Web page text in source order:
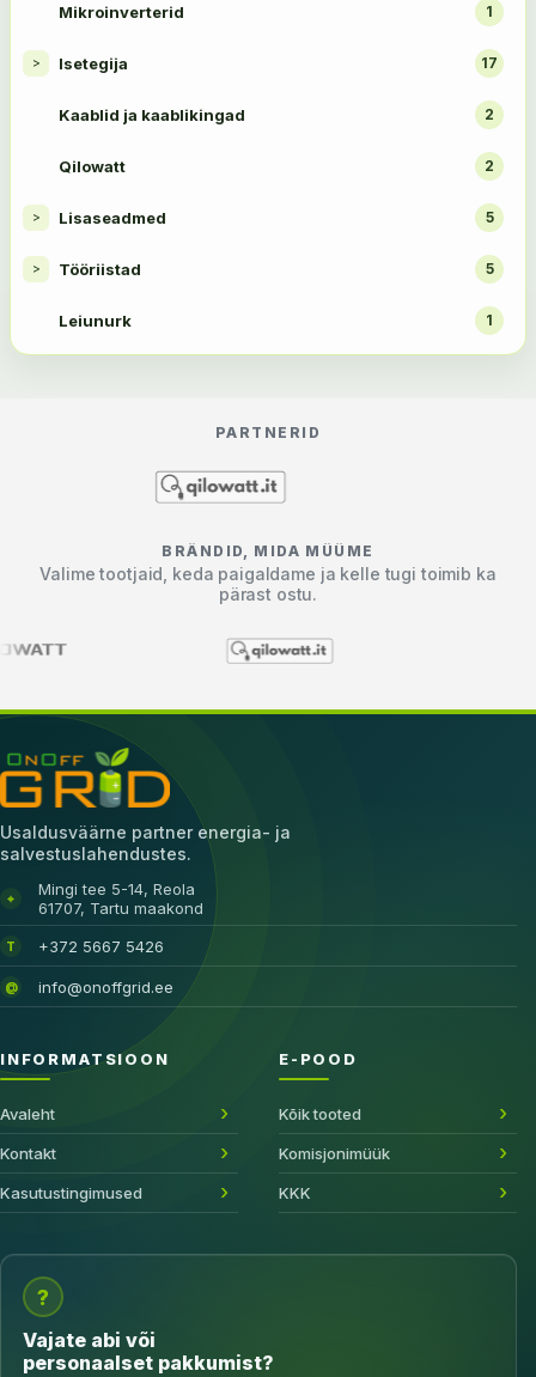
Mikroinverterid 1
> Isetegija 17
Kaablid ja kaablikingad 2
Qilowatt 2
> Lisaseadmed 5
> Tööriistad 5
Leiunurk 1
PARTNERID
BRÄNDID, MIDA MÜÜME
Valime tootjaid, keda paigaldame ja kelle tugi toimib ka
pärast ostu.
Usaldusväärne partner energia- ja
salvestuslahendustes.
⌖
Mingi tee 5-14, Reola
61707, Tartu maakond
T +372 5667 5426
@ info@onoffgrid.ee
INFORMATSIOON
Avaleht
Kontakt
Kasutustingimused
E-POOD
Kõik tooted
Komisjonimüük
KKK
?
Vajate abi või
personaalset pakkumist?